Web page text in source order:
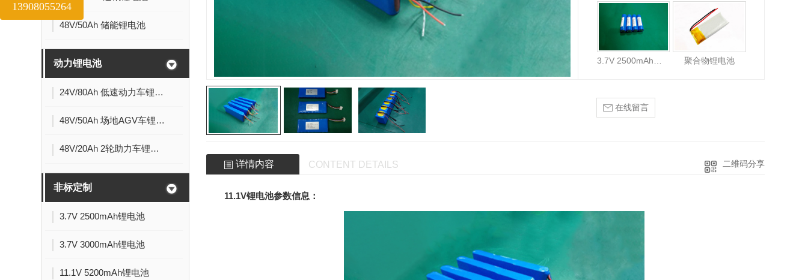
48V/50Ah 储能锂电池
动力锂电池
24V/80Ah 低速动力车锂电池
48V/50Ah 场地AGV车锂电池
48V/20Ah 2轮助力车锂电池
非标定制
3.7V 2500mAh锂电池
3.7V 3000mAh锂电池
11.1V 5200mAh锂电池
聚合物锂电池
在线留言
详情内容 CONTENT DETAILS 二维码分享
11.1V锂电池参数信息：
13908055264